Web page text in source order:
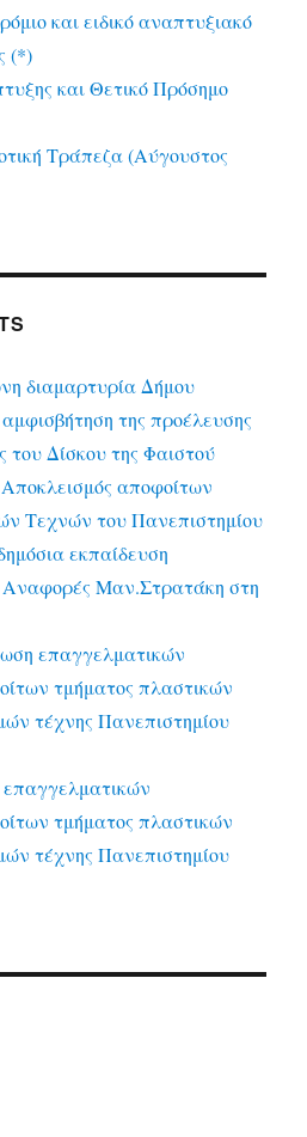
και ειδικό αναπτυξιακό
(*)
και Θετικό Πρόσημο
Τράπεζα (Αύγουστος
διαμαρτυρία Δήμου
της προέλευσης
του Δίσκου της Φαιστού
Αποκλεισμός αποφοίτων
Τεχνών του Πανεπιστημίου
εκπαίδευση
Αναφορές Μαν.Στρατάκη στη
επαγγελματικών
τμήματος πλαστικών
τέχνης Πανεπιστημίου
τμήματος πλαστικών
τέχνης Πανεπιστημίου